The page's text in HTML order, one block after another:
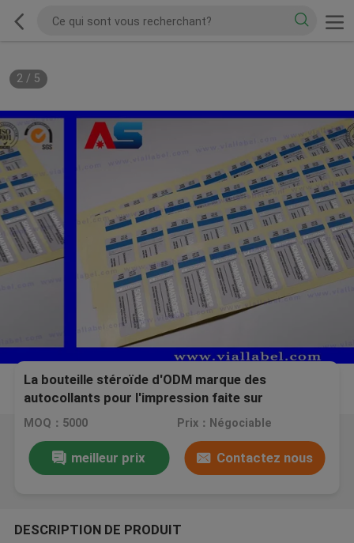
2/ 5
La bouteille stéroïde d'ODM marque des
autocollants pour l'impression faite sur
commande d'aluminium argenté de stéroïdes
MOQ：5000 Prix：Négociable
meilleur prix Contactez nous
DESCRIPTION DE PRODUIT